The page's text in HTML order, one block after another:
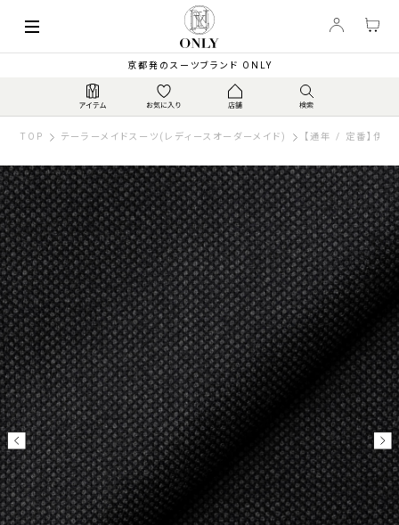
京都発のスーツブランド ONLY
TOP テーラーメイドスーツ(レディースオーダーメイド) 【通年 / 定番】伊